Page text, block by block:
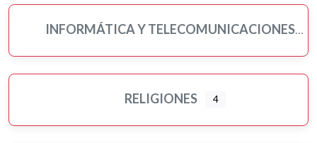
INFORMÁTICA Y TELECOMUNICACIONES
RELIGIONES 4